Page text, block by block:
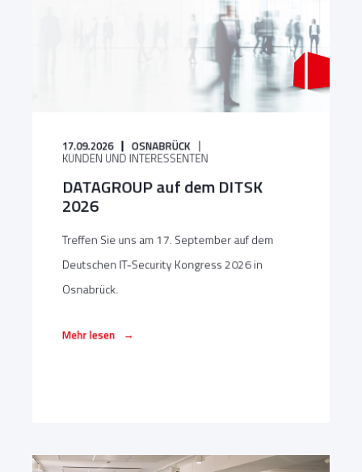
17.09.2026 OSNABRÜCK
KUNDEN UND INTERESSENTEN
DATAGROUP auf dem DITSK
2026
Treffen Sie uns am 17. September auf dem
Deutschen IT-Security Kongress 2026 in
Osnabrück.
Mehr lesen →